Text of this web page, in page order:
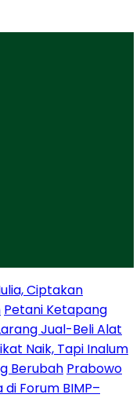
Ciptakan
Petani Ketapang
Jual-Beli Alat
Naik, Tapi Inalum
Berubah Prabowo
Forum BIMP–